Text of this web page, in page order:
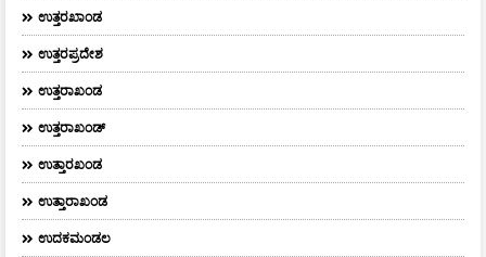
ಉತ್ತರಖಾಂಡ
ಉತ್ತರಪ್ರದೇಶ
ಉತ್ತರಾಖಂಡ
ಉತ್ತರಾಖಂಡ್
ಉತ್ತಾರಖಂಡ
ಉತ್ತಾರಾಖಂಡ
ಉದಕಮಂಡಲ